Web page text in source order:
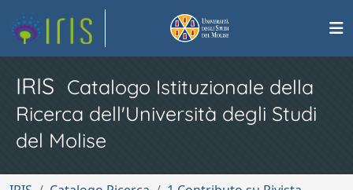
IRIS Catalogo Istituzionale della
Ricerca dell'Università degli Studi
del Molise